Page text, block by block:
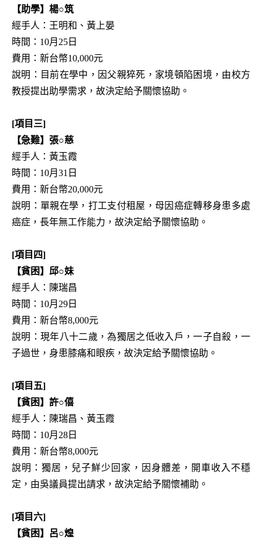
【助學】楊○筑
經手人：王明和、黃上晏
時間：10月25日
費用：新台幣10,000元
說明：目前在學中，因父親猝死，家境頓陷困境，由校方
教授提出助學需求，故決定給予關懷協助。
[項目三]
【急難】張○慈
經手人：黃玉霞
時間：10月31日
費用：新台幣20,000元
說明：單親在學，打工支付租屋，母因癌症轉移身患多處
癌症，長年無工作能力，故決定給予關懷協助。
[項目四]
【貧困】邱○妹
經手人：陳瑞昌
時間：10月29日
費用：新台幣8,000元
說明：現年八十二歲，為獨居之低收入戶，一子自殺，一
子過世，身患膝痛和眼疾，故決定給予關懷協助。
[項目五]
【貧困】許○僖
經手人：陳瑞昌、黃玉霞
時間：10月28日
費用：新台幣8,000元
說明：獨居，兒子鮮少回家，因身體差，開車收入不穩
定，由吳議員提出請求，故決定給予關懷補助。
[項目六]
【貧困】呂○煌